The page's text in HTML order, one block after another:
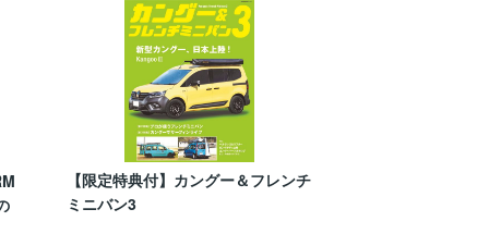
【限定特典付】カングー＆フレンチ
ミニバン3